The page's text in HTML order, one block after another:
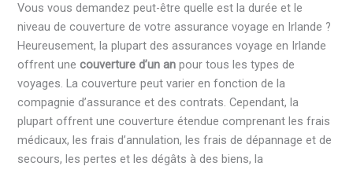
Vous vous demandez peut-être quelle est la durée et le
niveau de couverture de votre assurance voyage en Irlande ?
Heureusement, la plupart des assurances voyage en Irlande
offrent unecouverture d’un an pour tous les types de
voyages. La couverture peut varier en fonction de la
compagnie d’assurance et des contrats. Cependant, la
plupart offrent une couverture étendue comprenant les frais
médicaux, les frais d’annulation, les frais de dépannage et de
secours, les pertes et les dégâts à des biens, la